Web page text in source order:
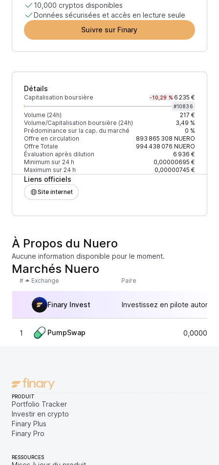
10,000 cryptos disponibles
Données sécurisées et accès en lecture seule
Suivre sur Finary
Détails
Capitalisation boursière -10,29 % 6 235 €
#10836
Volume (24h)
217 €
Volume/Capitalisation boursière (24h)
3,49 %
Prédominance sur la cap. du marché
0 %
Offre en circulation
893 865 308 NUERO
Offre Totale
994 438 076 NUERO
Évaluation après dilution
6 936 €
Minimum sur 24 h
0,00000695 €
Maximum sur 24 h
0,00000745 €
Liens officiels
Site internet
À Propos du Nuero
Aucune information disponible pour le moment.
Marchés Nuero
# Exchange Paire
Finary Invest Investissez en pilote
1 PumpSwap
PRODUIT
Portfolio Tracker
Investir en crypto
Finary Plus
Finary Pro
RESSOURCES